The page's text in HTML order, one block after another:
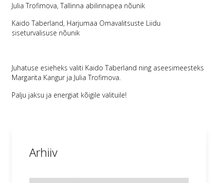
Julia Trofimova, Tallinna abilinnapea nõunik
Kaido Taberland, Harjumaa Omavalitsuste Liidu
siseturvalisuse nõunik
Juhatuse esieheks valiti Kaido Taberland ning aseesimeesteks
Margarita Kangur ja Julia Trofimova.
Palju jaksu ja energiat kõigile valituile!
Arhiiv